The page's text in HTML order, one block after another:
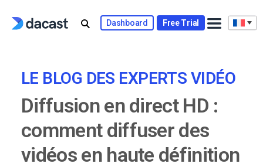
Dashboard Free Trial
LE BLOG DES EXPERTS VIDÉO
Diffusion en direct HD :
comment diffuser des
vidéos en haute définition